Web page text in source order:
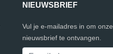
NIEUWSBRIEF
Vul je e-mailadres in om onze
nieuwsbrief te ontvangen.